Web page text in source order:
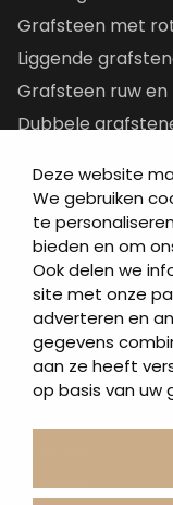
Deze website
We gebruiken
te
bieden en om
Ook delen we
site met onze
adverteren en
gegevens
aan ze heeft
op basis van uw
Grafsteen met
Liggende
Grafsteen ruw
Dubbele
Letterplaten
Grafzerken kopen
Direct naar
Grafstenen
As artikelen
Contact